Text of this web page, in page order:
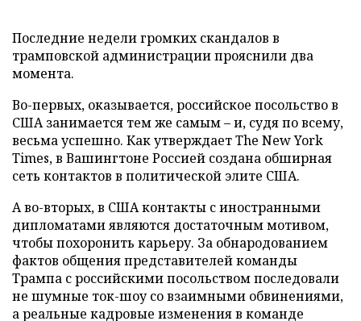
Последние недели громких скандалов в
трамповской администрации прояснили два
момента.
Во-первых, оказывается, российское посольство в
США занимается тем же самым – и, судя по всему,
весьма успешно. Как утверждает The New York
Times, в Вашингтоне Россией создана обширная
сеть контактов в политической элите США.
А во-вторых, в США контакты с иностранными
дипломатами являются достаточным мотивом,
чтобы похоронить карьеру. За обнародованием
фактов общения представителей команды
Трампа с российскими посольством последовали
не шумные ток-шоу со взаимными обвинениями,
а реальные кадровые изменения в команде